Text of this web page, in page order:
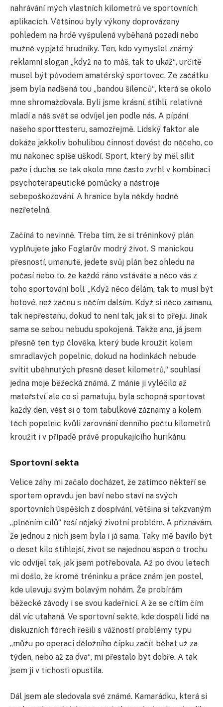
nahrávání mých vlastních kilometrů ve sportovních
aplikacích. Většinou byly výkony doprovázeny
pohledem na hrdě vyšpulená vyběhaná pozadí nebo
mužně vypjaté hrudníky. Ten, kdo vymyslel známý
reklamní slogan „když na to máš, tak to ukaž“, určitě
musel být původem amatérský sportovec. Ze začátku
jsem byla nadšená tou „bandou šílenců“, která se okolo
mne shromažďovala. Byli jsme krásní, štíhlí, relativně
mladí a náš svět se odvíjel jen podle nás. A pípání
našeho sporttesteru, samozřejmě. Lidský faktor ale
dokáže jakkoliv bohulibou činnost dovést do něčeho, co
mu nakonec spíše uškodí. Sport, který by měl sílit
paže i ducha, se tak okolo mne často zvrhl v kombinaci
psychoterapeutické pomůcky a nástroje
sebepoškozování. A hranice byla někdy hodně
nezřetelná.
Začíná to nevinně. Třeba tím, že si tréninkový plán
vyplňujete jako Foglarův modrý život. S manickou
přesností, umanutě, jedete svůj plán bez ohledu na
počasí nebo to, že každé ráno vstáváte a něco vás z
toho sportování bolí. „Když něco dělám, tak to musí být
hotové, než začnu s něčím dalším. Když si něco zamanu,
tak nepřestanu, dokud to není tak, jak si to přeju. Jinak
sama se sebou nebudu spokojená. Takže ano, já jsem
přesně ten typ člověka, který bude kroužit kolem
smradlavých popelnic, dokud na hodinkách nebude
svítit uběhnutých přesně deset kilometrů,“ souhlasí
jedna moje běžecká známá. Z mánie ji vyléčilo až
mateřství, ale co si pamatuju, byla schopná sportovat
každý den, vést si o tom tabulkové záznamy a kolem
těch popelnic kvůli zarovnání denního počtu kilometrů
kroužit i v případě právě propukajícího hurikánu.
Sportovní sekta
Velice záhy mi začalo docházet, že zatímco někteří se
sportem opravdu jen baví nebo staví na svých
sportovních úspěších z dospívání, většina si takzvaným
„plněním cílů“ řeší nějaký životní problém. A přiznávám,
že jednou z nich jsem byla i já sama. Taky mě bavilo být
o deset kilo štíhlejší, život se najednou aspoň o trochu
víc odvíjel tak, jak jsem potřebovala. Až po dvou letech
mi došlo, že kromě tréninku a práce znám jen postel,
kde ulevuju svým bolavým nohám. Že probírám
běžecké závody i se svou kadeřnicí. A že se cítím čím
dál víc utahaná. Ve sportovní sektě, kde dospělí lidé na
diskuzních fórech řešili s vážností problémy typu
„můžu po operaci děložního čípku začít běhat už za
týden, nebo až za dva“, mi přestalo být dobře. A tak
jsem ji v tichosti opustila.
Dál jsem ale sledovala své známé. Kamarádku, která si